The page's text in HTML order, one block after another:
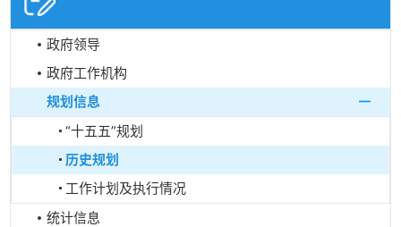
政府领导
政府工作机构
规划信息
“十五五”规划
历史规划
工作计划及执行情况
统计信息